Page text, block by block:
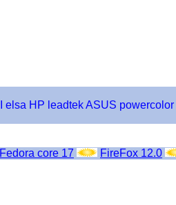
elsa HP leadtekASUS powercolor
Fedora core 17 FireFox 12.0